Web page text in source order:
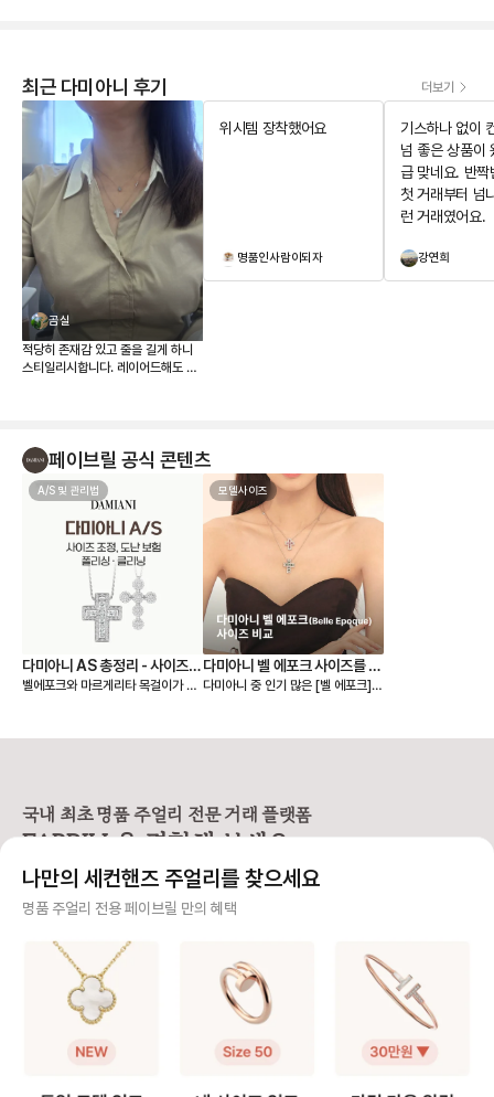
최근 다미아니 후기 더보기
곰실
적당히 존재감 있고 줄을 길게 하니
스티일리시합니다. 레이어드해도 좋
위시템 장착했어요
명품인사람이되자
기스하나 없이
넘 좋은 상품이
급 맞네요. 반짝
첫 거래부터 넘
런 거래였어요.
강연희
페이브릴 공식 콘텐츠
A/S 및 관리법
다미아니 AS 총정리 - 사이즈
조정, 폴리싱, 클리닝, 도난 보험
벨에포크와 마르게리타 목걸이가 시
보았어요. 📌 AS 접수 시 꼭 필요한
않아 보증서 확인이 필요해요.) - 보
증서가 없다면, 구매한 매장에서 ‘구
❶ 목걸이, 팔찌 수선 - 연장 → 1c
m당 3만원 - 줄임 → 10만원(공통
공임비) ❷ 반지 수선 - 구매 후 기간
2사이즈까지 가능, 이후에는 10만원
대의 비용 발생 - 단, 디자인 특성상
리사이징 불가 제품도 있어요. 예: 벨
에포크 릴 반지 (동그라미와 네모가
반복되는 패턴 디자인으로 리사이징
단, 섬세한 세팅이나 특정 소재는 비
모델사이즈
다미아니 벨 에포크 사이즈를 비
교해보자!
다미아니 중 인기 많은 [벨 에포크]
나에게 찰떡인 사이즈를 고를 수 있
사이즈는 어떻게 다른가요? * xs 모
델: 14x12mm, 총 0.17캐럿 * 스
61캐럿 * 라지 모델: 28x23mm,
추천해주세요! [xs 모델] ✔️ 작고 얇
에 자연스럽게 어울림 ✔️ 레이어드
용으로 추천 [스몰 모델] ✔️ 데일리
단독 착용으로 딱 좋은 크기 ✔️ 옷
을 가리지 않고 활용도 높음 [미디엄
모델] ✔️ 선물용으로 가장 많이 선
난하게 어울림 ✔️ “다미아니 티 나
한 자리, 드레스업에 적합 ✔️ 큰 키
국내 최초 명품 주얼리 전문 거래 플랫폼
FABRILL을 경험해 보세요.
사기 걱정 없는 안전 결제
니면 반환해 드려요.
주얼리 전문 이중 검수
주얼리 검수에 특화된 페이브릴 검수팀과 전문 감정사가 컨디션 및 정품 여부를 철저하고 꼼꼼하
게 확인해요.
나만의 세컨핸즈 주얼리를 찾으세요
명품 주얼리 전용 페이브릴 만의 혜택